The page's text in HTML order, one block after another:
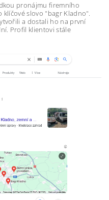
pronájmu firemního
klíčové slovo "bagr Kladno".
a dostali ho na první
Profil klientovi stále